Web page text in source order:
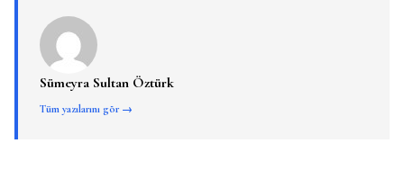
Sümeyra Sultan Öztürk
Tüm yazılarını gör →